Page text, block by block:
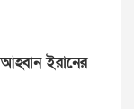
ইরানের